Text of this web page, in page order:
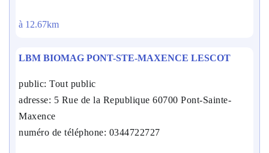
à 12.67km
LBM BIOMAG PONT-STE-MAXENCE LESCOT
public: Tout public
adresse: 5 Rue de la Republique 60700 Pont-Sainte-
Maxence
numéro de téléphone: 0344722727